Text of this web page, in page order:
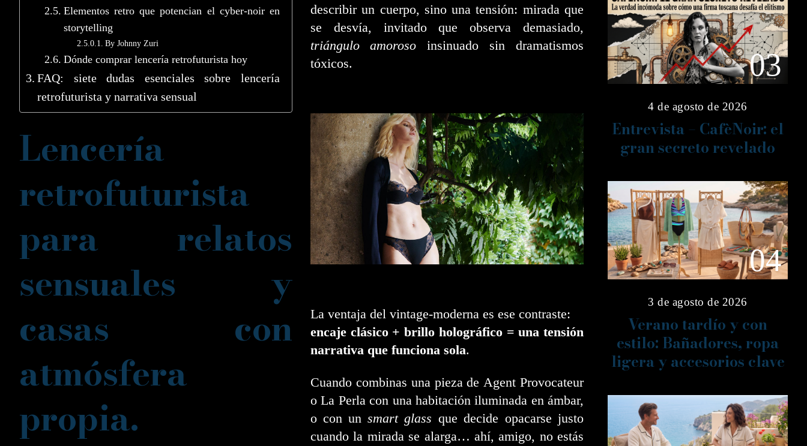
Elementos retro que potencian el cyber-noir en
storytelling
By Johnny Zuri
Dónde comprar lencería retrofuturista hoy
FAQ: siete dudas esenciales sobre lencería
retrofuturista y narrativa sensual
Lencería
retrofuturista
para relatos
sensuales y
casas con
atmósfera
propia.
describir un cuerpo, sino una tensión: mirada que
se desvía, invitado que observa demasiado,
triángulo amoroso insinuado sin dramatismos
tóxicos.
La ventaja del vintage-moderna es ese contraste:
encaje clásico + brillo holográfico = una tensión
narrativa que funciona sola.
Cuando combinas una pieza de Agent Provocateur
o La Perla con una habitación iluminada en ámbar,
o con un smart glass que decide opacarse justo
cuando la mirada se alarga… ahí, amigo, no estás
03
4 de agosto de 2026
Entrevista – CafèNoir: el
gran secreto revelado
04
3 de agosto de 2026
Verano tardío y con
estilo: Bañadores, ropa
ligera y accesorios clave